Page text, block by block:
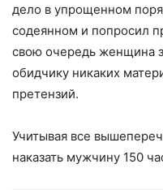
дело в упрощенном
содеянном и попросил
свою очередь женщина
обидчику никаких
претензий.
Учитывая все
наказать мужчину 150